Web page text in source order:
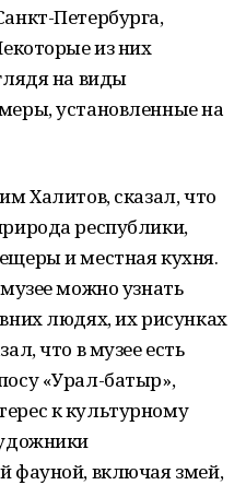
Петербурга,
из них
на виды
установленные на
Халитов, сказал, что
республики,
и местная кухня.
можно узнать
людях, их рисунках
что в музее есть
«Урал-батыр»,
к культурному
фауной, включая змей,